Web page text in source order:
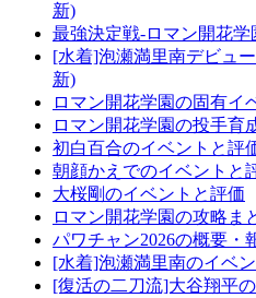
新)
最強決定戦-ロマン開花
[水着]泡瀬満里南デビュ
新)
ロマン開花学園の固有イ
ロマン開花学園の投手育
初白百合のイベントと評
朝顔かえでのイベントと
大桜剛のイベントと評価
ロマン開花学園の攻略ま
パワチャン2026の概要・
[水着]泡瀬満里南のイベ
[復活の二刀流]大谷翔平